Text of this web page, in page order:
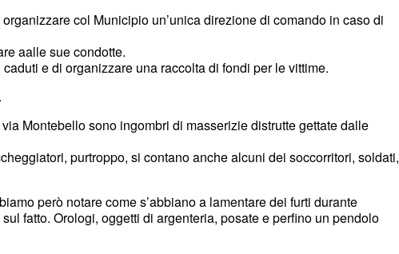
col Municipio un’unica direzione di comando in caso di
aalle sue condotte.
e di organizzare una raccolta di fondi per le vittime.
Montebello sono ingombri di masserizie distrutte gettate dalle
purtroppo, si contano anche alcuni dei soccorritori, soldati,
però notare come s’abbiano a lamentare dei furti durante
fatto. Orologi, oggetti di argenteria, posate e perfino un pendolo